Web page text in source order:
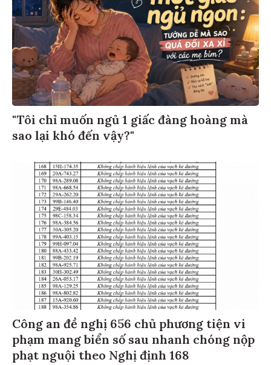
"Tôi chỉ muốn ngủ 1 giấc đàng hoàng mà
sao lại khó đến vậy?"
Công an đề nghị 656 chủ phương tiện vi
phạm mang biển số sau nhanh chóng nộp
phạt nguội theo Nghị định 168